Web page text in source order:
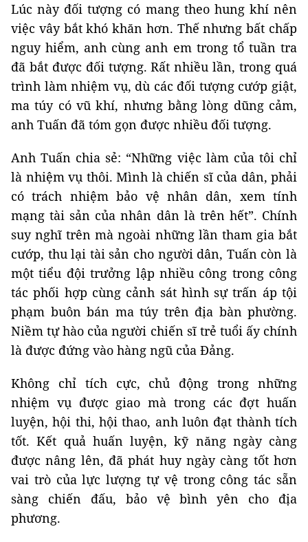
Lúc này đối tượng có mang theo hung khí nên
việc vây bắt khó khăn hơn. Thế nhưng bất chấp
nguy hiểm, anh cùng anh em trong tổ tuần tra
đã bắt được đối tượng. Rất nhiều lần, trong quá
trình làm nhiệm vụ, dù các đối tượng cướp giật,
ma túy có vũ khí, nhưng bằng lòng dũng cảm,
anh Tuấn đã tóm gọn được nhiều đối tượng.
Anh Tuấn chia sẻ: “Những việc làm của tôi chỉ
là nhiệm vụ thôi. Mình là chiến sĩ của dân, phải
có trách nhiệm bảo vệ nhân dân, xem tính
mạng tài sản của nhân dân là trên hết”. Chính
suy nghĩ trên mà ngoài những lần tham gia bắt
cướp, thu lại tài sản cho người dân, Tuấn còn là
một tiểu đội trưởng lập nhiều công trong công
tác phối hợp cùng cảnh sát hình sự trấn áp tội
phạm buôn bán ma túy trên địa bàn phường.
Niềm tự hào của người chiến sĩ trẻ tuổi ấy chính
là được đứng vào hàng ngũ của Đảng.
Không chỉ tích cực, chủ động trong những
nhiệm vụ được giao mà trong các đợt huấn
luyện, hội thi, hội thao, anh luôn đạt thành tích
tốt. Kết quả huấn luyện, kỹ năng ngày càng
được nâng lên, đã phát huy ngày càng tốt hơn
vai trò của lực lượng tự vệ trong công tác sẵn
sàng chiến đấu, bảo vệ bình yên cho địa
phương.